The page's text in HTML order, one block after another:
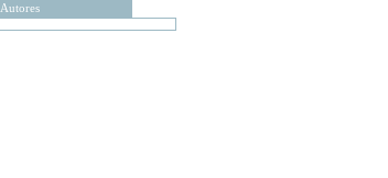
Autores